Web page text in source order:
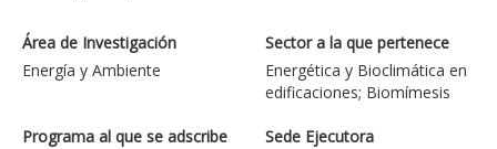
Área de Investigación
Energía y Ambiente
Sector a la que pertenece
Energética y Bioclimática en
edificaciones; Biomímesis
Programa al que se adscribe
Sede Ejecutora